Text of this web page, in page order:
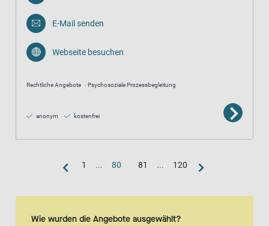
E-Mail senden
Webseite besuchen
Rechtliche Angebote Psychosoziale Prozessbegleitung
anonym kostenfrei
1 ... 80 81 ... 120
Kartenansicht
Wie wurden die Angebote ausgewählt?